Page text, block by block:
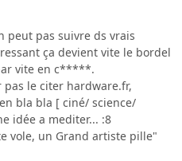
peut pas suivre ds vrais
ça devient vite le bordel
vite en c*****.
le citer hardware.fr,
bla bla [ ciné/ science/
idée a mediter... :8
vole, un Grand artiste pille"